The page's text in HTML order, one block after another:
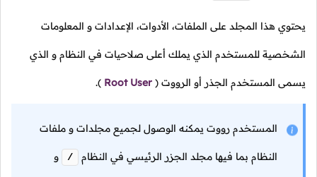
يحتوي هذا المجلد على الملفات، الأدوات، الإعدادات و المعلومات
الشخصية للمستخدم الذي يملك أعلى صلاحيات في النظام و الذي
يسمى المستخدم الجذر أو الرووت (
Root User
).
المستخدم رووت يمكنه الوصول لجميع مجلدات و ملفات
النظام بما فيها مجلد الجزر الرئيسي في النظام / و